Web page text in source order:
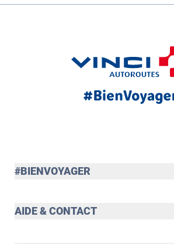
#BIENVOYAGER
AIDE & CONTACT